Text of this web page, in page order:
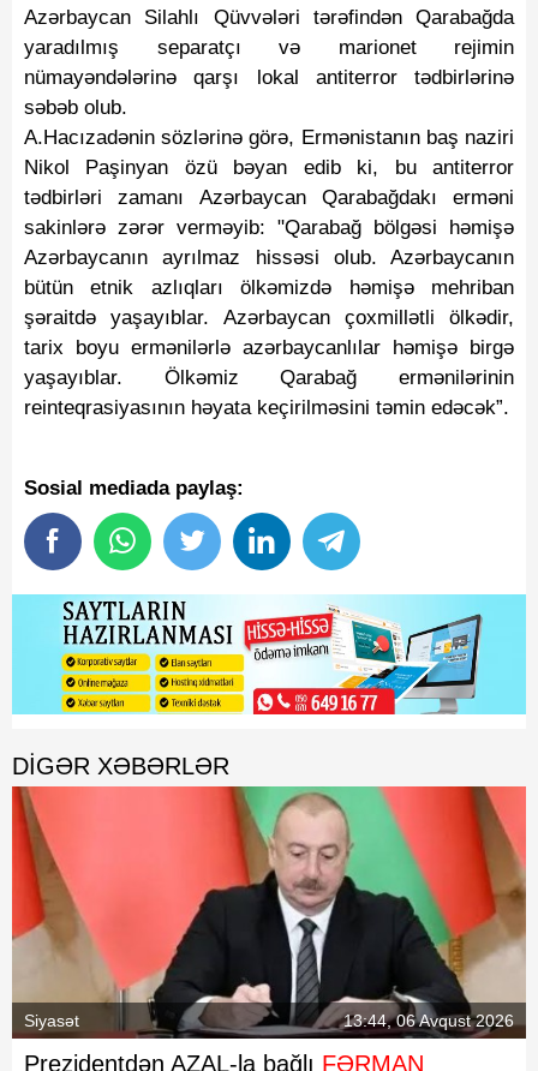
Azərbaycan Silahlı Qüvvələri tərəfindən Qarabağda
yaradılmış separatçı və marionet rejimin
nümayəndələrinə qarşı lokal antiterror tədbirlərinə
səbəb olub.
A.Hacızadənin sözlərinə görə, Ermənistanın baş naziri
Nikol Paşinyan özü bəyan edib ki, bu antiterror
tədbirləri zamanı Azərbaycan Qarabağdakı erməni
sakinlərə zərər verməyib: "Qarabağ bölgəsi həmişə
Azərbaycanın ayrılmaz hissəsi olub. Azərbaycanın
bütün etnik azlıqları ölkəmizdə həmişə mehriban
şəraitdə yaşayıblar. Azərbaycan çoxmillətli ölkədir,
tarix boyu ermənilərlə azərbaycanlılar həmişə birgə
yaşayıblar. Ölkəmiz Qarabağ ermənilərinin
reinteqrasiyasının həyata keçirilməsini təmin edəcək”.
Sosial mediada paylaş:
DIGƏR XƏBƏRLƏR
Siyasət 13:44, 06 Avqust 2026
Prezidentdən AZAL-la bağlı FƏRMAN